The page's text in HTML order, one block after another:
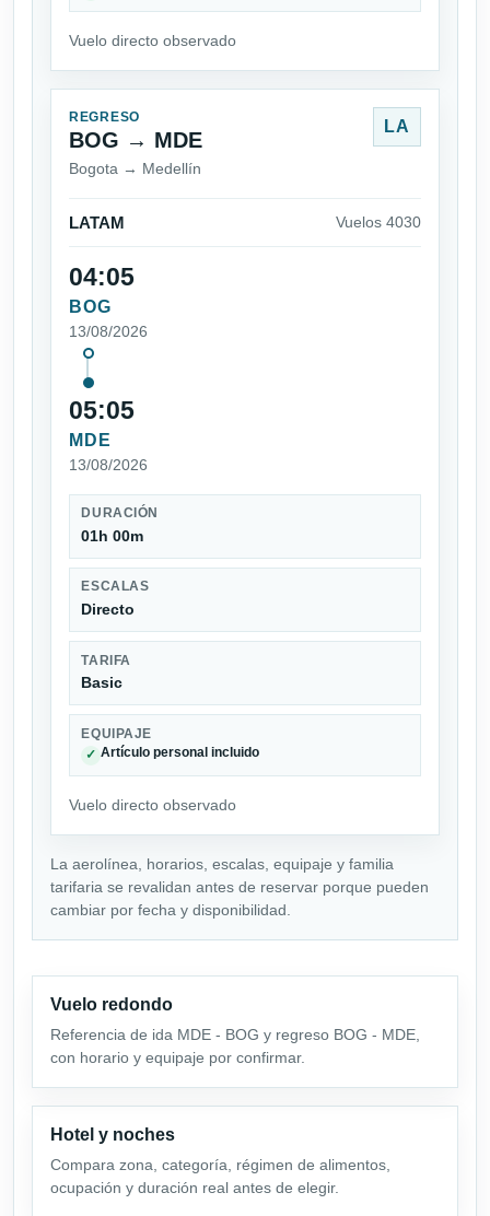
Vuelo directo observado
REGRESO
BOG → MDE
Bogota → Medellín
LA
LATAM Vuelos 4030
04:05
BOG
13/08/2026
05:05
MDE
13/08/2026
DURACIÓN
01h 00m
ESCALAS
Directo
TARIFA
Basic
EQUIPAJE
✓ Artículo personal incluido
Vuelo directo observado
La aerolínea, horarios, escalas, equipaje y familia
tarifaria se revalidan antes de reservar porque pueden
cambiar por fecha y disponibilidad.
Vuelo redondo
Referencia de ida MDE - BOG y regreso BOG - MDE,
con horario y equipaje por confirmar.
Hotel y noches
Compara zona, categoría, régimen de alimentos,
ocupación y duración real antes de elegir.